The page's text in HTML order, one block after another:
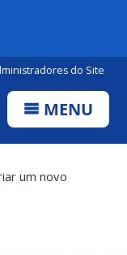
do Site
MENU
um novo